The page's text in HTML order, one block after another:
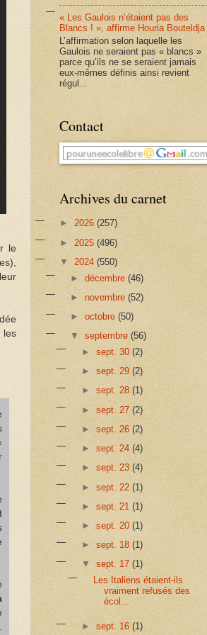
le
les
« Les Gaulois n’étaient pas des
Blancs ! », affirme Houria Bouteldja
L’affirmation selon laquelle les
Gaulois ne seraient pas « blancs »
parce qu’ils ne se seraient jamais
eux-mêmes définis ainsi revient
régul...
Contact
Archives du carnet
► 2026 (257)
► 2025 (496)
▼ 2024 (550)
►décembre(46)
► novembre(52)
►octobre(50)
▼septembre(56)
► sept. 30 (2)
► sept. 29 (2)
► sept. 28 (1)
► sept. 27 (2)
► sept. 26 (2)
► sept. 24 (4)
► sept. 23 (4)
► sept. 22 (1)
► sept. 21 (1)
► sept. 20 (1)
► sept. 18 (1)
▼ sept. 17 (1)
Les Italiens étaient-ils
vraiment refusés des
écol...
► sept. 16 (1)